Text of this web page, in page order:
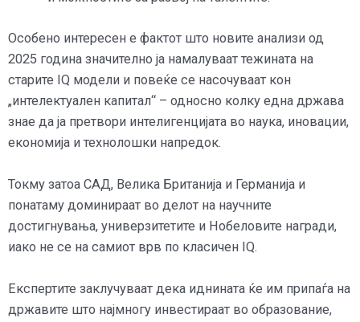
Особено интересен е фактот што новите анализи од
2025 година значително ја намалуваат тежината на
старите IQ модели и повеќе се насочуваат кон
„интелектуален капитал“ – односно колку една држава
знае да ја претвори интелигенцијата во наука, иновации,
економија и технолошки напредок.
Токму затоа САД, Велика Британија и Германија и
понатаму доминираат во делот на научните
достигнувања, универзитетите и Нобеловите награди,
иако не се на самиот врв по класичен IQ.
Експертите заклучуваат дека иднината ќе им припаѓа на
државите што најмногу инвестираат во образование,